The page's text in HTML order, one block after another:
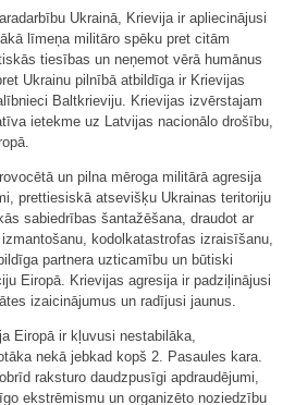
Ukrainā, Krievija ir apliecinājusi
līmeņa militāro spēku pret citām
tiesības un neņemot vērā humānus
Ukrainu pilnībā atbildīga ir Krievijas
Baltkrieviju. Krievijas izvērstajam
ietekme uz Latvijas nacionālo drošību,
un pilna mēroga militārā agresija
prettiesiskā atsevišķu Ukrainas teritoriju
sabiedrības šantažēšana, draudot ar
kodolkatastrofas izraisīšanu,
partnera uzticamību un būtiski
Eiropā. Krievijas agresija ir padziļinājusi
izaicinājumus un radījusi jaunus.
Eiropā ir kļuvusi nestabilāka,
nekā jebkad kopš 2. Pasaules kara.
raksturo daudzpusīgi apdraudējumi,
ekstrēmismu un organizēto noziedzību